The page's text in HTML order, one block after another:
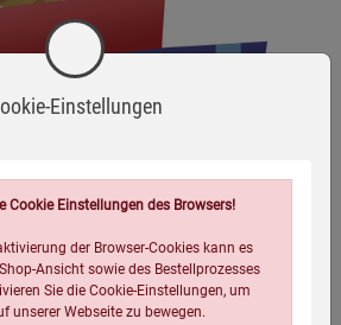
Einstellungen
Cookie Einstellungen des Browsers!
der Browser-Cookies kann es
Ansicht sowie des Bestellprozesses
Sie die Cookie-Einstellungen, um
unserer Webseite zu bewegen.